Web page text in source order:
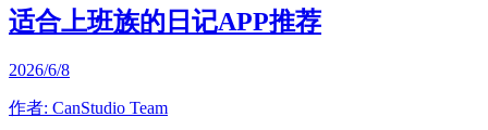
适合上班族的日记APP推荐
2026/6/8
作者: CanStudio Team